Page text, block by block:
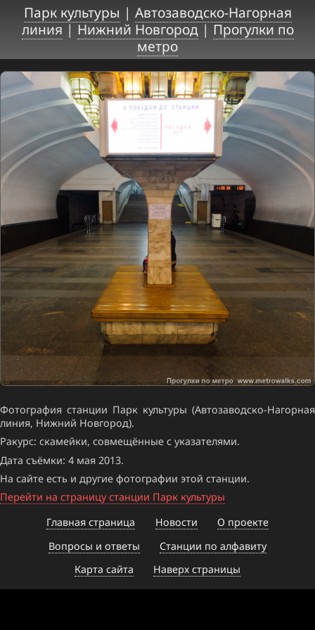
Парк культуры | Автозаводско-Нагорная
линия|Нижний Новгород|Прогулки по
метро
Фотография станции Парк культуры (Автозаводско-Нагорная
линия, Нижний Новгород).
Ракурс: скамейки, совмещённые с указателями.
Дата съёмки: 4 мая 2013.
На сайте есть и другие фотографии этой станции.
Перейти на страницу станции Парк культуры
Главная страница
Новости
О проекте
Вопросы и ответы
Станции по алфавиту
Карта сайта
Наверх страницы